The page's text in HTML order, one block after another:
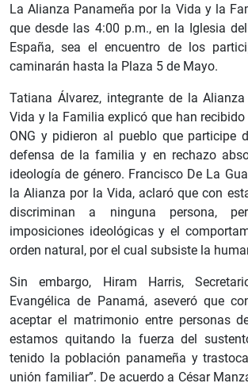
La Alianza Panameña por la Vida y la
que desde las 4:00 p.m., en la Iglesia
España, sea el encuentro de los
caminarán hasta la Plaza 5 de Mayo.
Tatiana Álvarez, integrante de la
Vida y la Familia explicó que han
ONG y pidieron al pueblo que participe
defensa de la familia y en rechazo
ideología de género. Francisco De La
la Alianza por la Vida, aclaró que con
discriminan a ninguna persona,
imposiciones ideológicas y el
orden natural, por el cual subsiste la
Sin embargo, Hiram Harris,
Evangélica de Panamá, aseveró que
aceptar el matrimonio entre personas
estamos quitando la fuerza del
tenido la población panameña y
unión familiar”. De acuerdo a César